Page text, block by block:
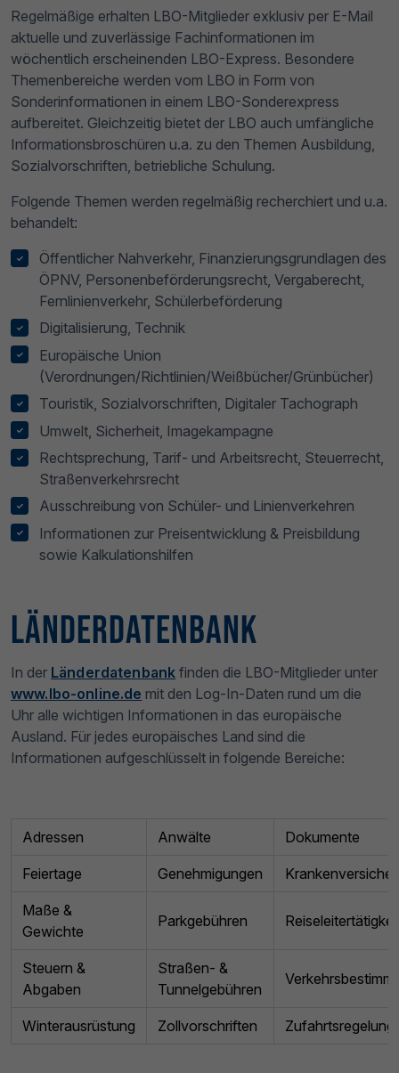
Regelmäßige erhalten LBO-Mitglieder exklusiv per E-Mail
aktuelle und zuverlässige Fachinformationen im
wöchentlich erscheinenden LBO-Express. Besondere
Themenbereiche werden vom LBO in Form von
Sonderinformationen in einem LBO-Sonderexpress
aufbereitet. Gleichzeitig bietet der LBO auch umfängliche
Informationsbroschüren u.a. zu den Themen Ausbildung,
Sozialvorschriften, betriebliche Schulung.
Folgende Themen werden regelmäßig recherchiert und u.a.
behandelt:
Öffentlicher Nahverkehr, Finanzierungsgrundlagen des
ÖPNV, Personenbeförderungsrecht, Vergaberecht,
Fernlinienverkehr, Schülerbeförderung
Digitalisierung, Technik
Europäische Union
(Verordnungen/Richtlinien/Weißbücher/Grünbücher)
Touristik, Sozialvorschriften, Digitaler Tachograph
Umwelt, Sicherheit, Imagekampagne
Rechtsprechung, Tarif- und Arbeitsrecht, Steuerrecht,
Straßenverkehrsrecht
Ausschreibung von Schüler- und Linienverkehren
Informationen zur Preisentwicklung & Preisbildung
sowie Kalkulationshilfen
Länderdatenbank
In der Länderdatenbank finden die LBO-Mitglieder unter
www.lbo-online.de mit den Log-In-Daten rund um die
Uhr alle wichtigen Informationen in das europäische
Ausland. Für jedes europäisches Land sind die
Informationen aufgeschlüsselt in folgende Bereiche:
Adressen Anwälte Dokumente
Feiertage Genehmigungen
Maße &
Gewichte
Parkgebühren
Steuern &
Abgaben
Straßen- &
Tunnelgebühren
Winterausrüstung Zollvorschriften